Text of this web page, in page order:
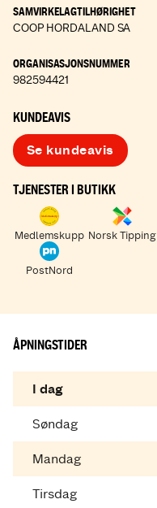
SAMVIRKELAGTILHØRIGHET
COOP HORDALAND SA
ORGANISASJONSNUMMER
982594421
KUNDEAVIS
Se kundeavis
TJENESTER I BUTIKK
Medlemskupp Norsk Tipping
PostNord
ÅPNINGSTIDER
I dag
Søndag
Mandag
Tirsdag